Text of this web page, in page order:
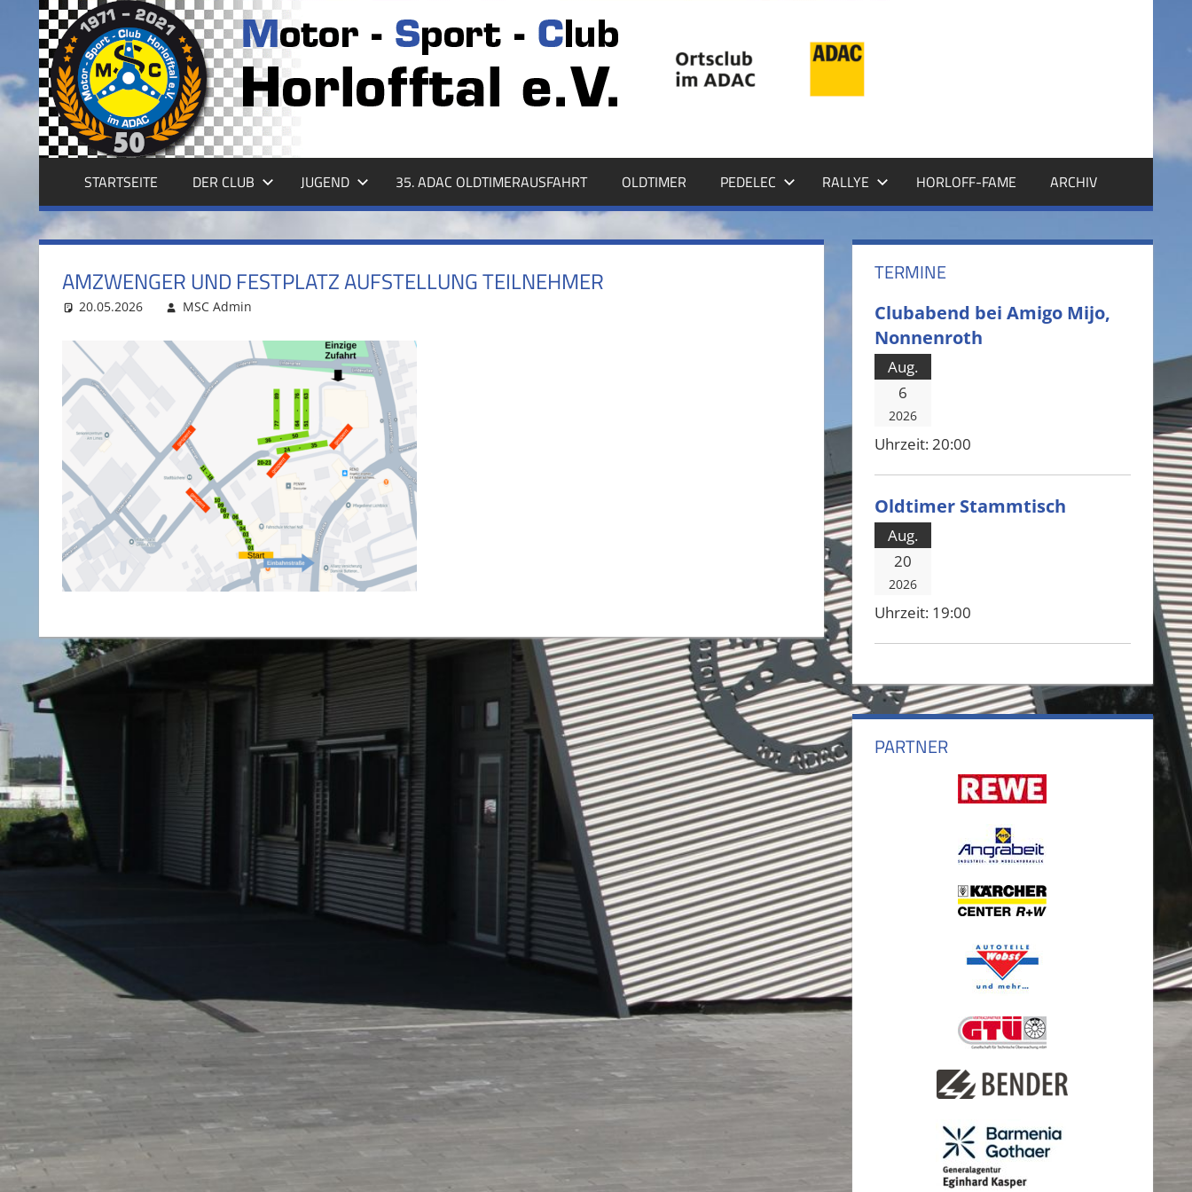
springen MSC
HORLOFFTAL
E.V.
STARTSEITE DER CLUB JUGEND 35. ADAC OLDTIMERAUSFAHRT OLDTIMER PEDELEC RALLYE HORLOFF-FAME ARCHIV
AMZWENGER UND FESTPLATZ AUFSTELLUNG TEILNEHMER
20.05.2026 MSC Admin
TERMINE
Clubabend bei Amigo Mijo,
Nonnenroth
Aug.
6
2026
Uhrzeit: 20:00
Oldtimer Stammtisch
Aug.
20
2026
Uhrzeit: 19:00
PARTNER